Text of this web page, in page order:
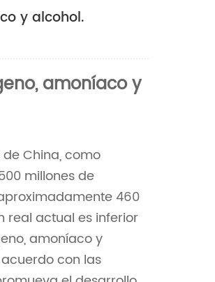
Melayu
y alcohol.
amoníaco y
China, como
millones de
460
real actual es inferior
amoníaco y
con las